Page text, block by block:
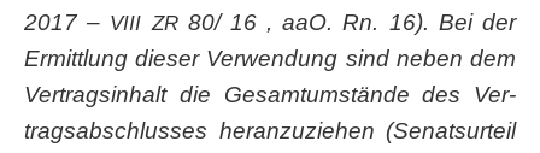
2017 – VIII ZR80/ 16 , aaO. Rn. 16). Bei der
Ermitt­lung die­ser Ver­wen­dung sind neben dem
Ver­trags­in­halt die Gesamt­um­stän­de des Ver­
trags­ab­schlus­ses her­an­zu­zie­hen (Senats­ur­teil